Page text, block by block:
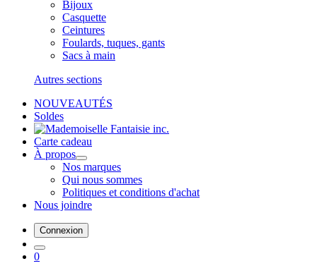
Bijoux
Casquette
Ceintures
Foulards, tuques, gants
Sacs à main
Autres sections
NOUVEAUTÉS
Soldes
Carte cadeau
À propos
Nos marques
Qui nous sommes
Politiques et conditions d'achat
Nous joindre
Connexion
0